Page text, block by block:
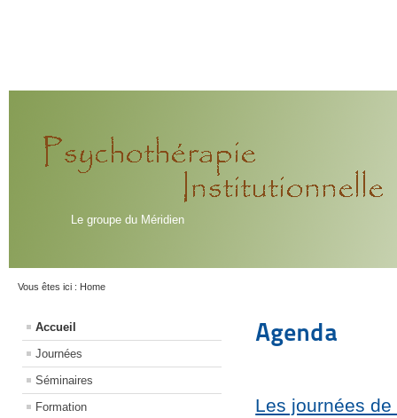
Le groupe du Méridien
Vous êtes ici : Home
Accueil
Journées
Séminaires
Formation
Agenda
Les journées